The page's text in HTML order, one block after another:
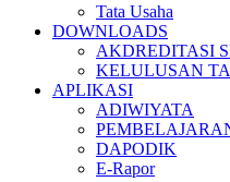
Tata Usaha
DOWNLOADS
AKDREDITASI
KELULUSAN
APLIKASI
ADIWIYATA
DAPODIK
E-Rapor